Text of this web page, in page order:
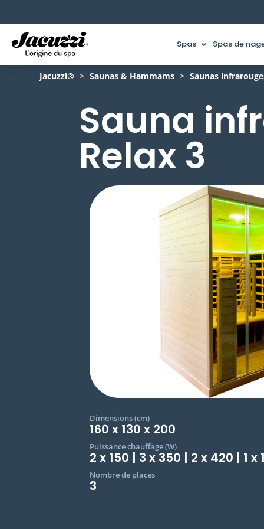
Spas Spas de
Jacuzzi® > Saunas & Hammams > Saunas
Sauna
Relax 3
Dimensions (cm)
160 x 130 x 200
Puissance chauffage (W)
2 x 150 | 3 x 350 | 2 x 420 | 1 x
Nombre de places
3